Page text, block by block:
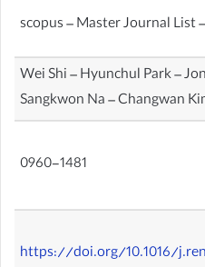
scopus – Master Journal List
Wei Shi – Hyunchul Park –
Sangkwon Na – Changwan
0960-1481
https://doi.org/10.1016/